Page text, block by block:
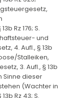
Rz 176; S.
und
4. Aufl., § 13b
Stalleiken,
3. Aufl., § 13b
Sinne dieser
(Wachter in
Rz 43; S.